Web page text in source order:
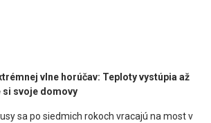
vlne horúčav: Teploty vystúpia až
si svoje domovy
sa po siedmich rokoch vracajú na most v